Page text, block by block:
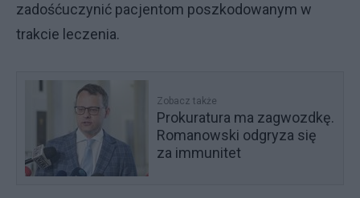
zadośćuczynić pacjentom poszkodowanym w
trakcie leczenia.
Zobacz także
Prokuratura ma zagwozdkę.
Romanowski odgryza się
za immunitet